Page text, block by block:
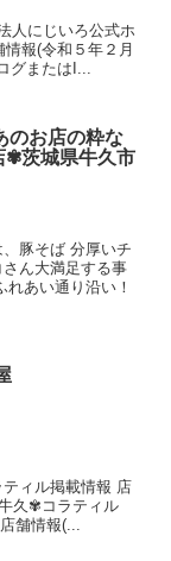
人にじいろ公式ホ
報(令和５年２月
グまたはI...
のお店の粋な
茨城県牛久市
豚そば 分厚いチ
ん大満足する事
あい通り沿い！
ィル掲載情報 店
久✾コラティル
舗情報(...